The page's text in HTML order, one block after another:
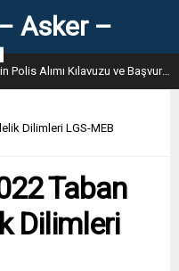
31. Dönem POMEM 7500 Bin Polis Alımı Kılavuzu ve Başvuru Ekranı
Dilimleri LGS-MEB
Taban
Dilimleri